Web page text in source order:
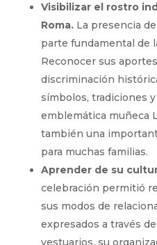
Visibilizar el rostro
Roma.La presencia
parte fundamental de
Reconocer sus
discriminación
símbolos, tradiciones
emblemática muñeca
también una
para muchas familias.
Aprender de su
celebración permitió
sus modos de
expresados a través